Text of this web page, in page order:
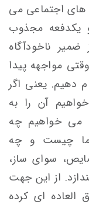
های اجتماعی می
یکدفعه مجذوب
ناخودآگاه
مواجهه پیدا
دهیم. یعنی اگر
آن را به
می خواهیم چه
ما چیست و چه
سوای ساز،
از این جهت
ای کرده